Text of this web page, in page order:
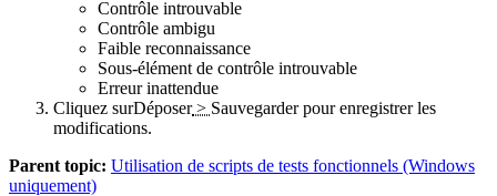
Contrôle introuvable
Contrôle ambigu
Faible reconnaissance
Sous-élément de contrôle introuvable
Erreur inattendue
Cliquez surDéposer> Sauvegarderpour enregistrer les
modifications.
Parent topic: Utilisation de scripts de tests fonctionnels (Windows
uniquement)